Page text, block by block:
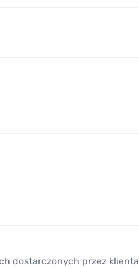
dostarczonych przez klienta